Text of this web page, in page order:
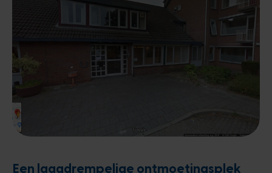
Een laagdrempelige ontmoetingsplek